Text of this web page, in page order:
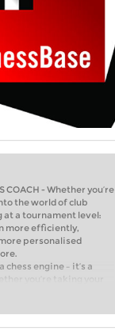
COACH - Whether you’re
the world of club
at a tournament level:
more efficiently,
personalised
chess engine – it’s a
you’re taking your
club chess, or already
with FRITZ, you can
and with a
than ever before.